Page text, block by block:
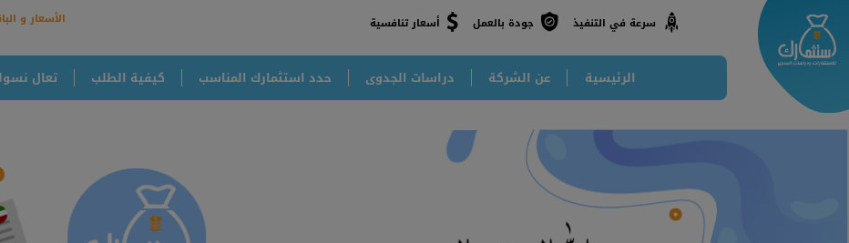
سرعة في التنفيذ جودة بالعمل أسعار تنافسية الأسعار و
الرئيسية عن الشركة دراسات الجدوى حدد استثمارك المناسب كيفية الطلب تعال